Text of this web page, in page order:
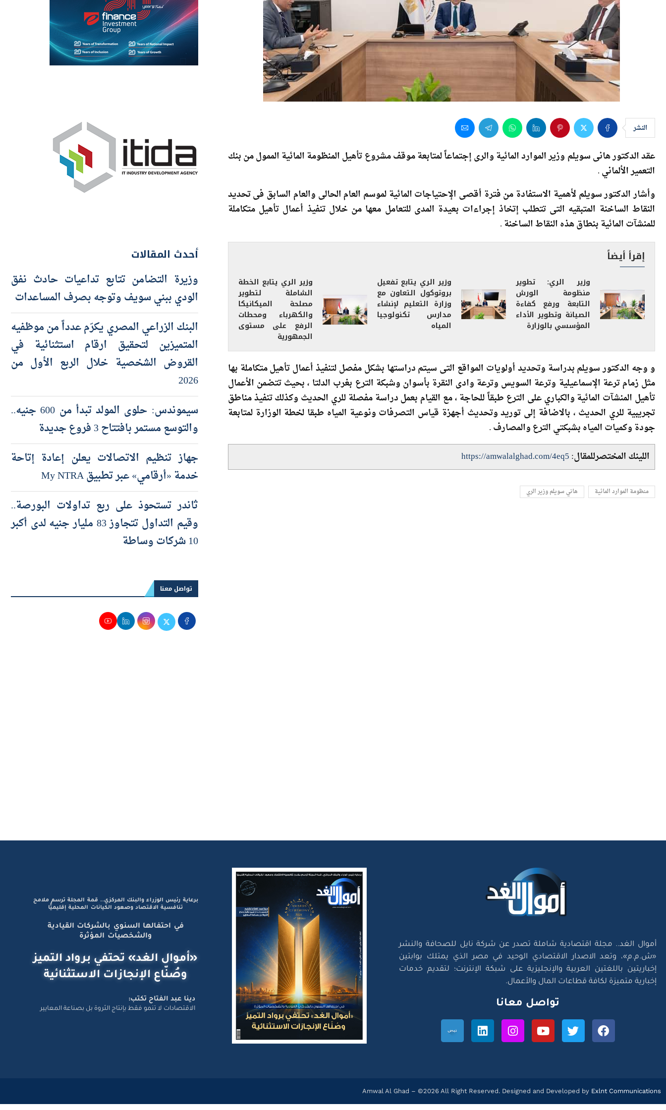
عقد الدكتور هانى سويلم وزير الموارد المائية والرى إجتماعاً لمتابعة موقف مشروع تأهيل المنظومة المائية الممول من بنك
التعمير الألماني .
وأشار الدكتور سويلم لأهمية الاستفادة من فترة أقصى الإحتياجات المائية لموسم العام الحالى والعام السابق فى تحديد
النقاط الساخنة المتبقيه التى تتطلب إتخاذ إجراءات بعيدة المدى للتعامل معها من خلال تنفيذ أعمال تأهيل متكاملة
للمنشآت المائية بنطاق هذه النقاط الساخنة .
إقرأ أيضاً
وزير الري: تطوير
منظومة الورش
التابعة ورفع كفاءة
الصيانة وتطوير الأداء
وزير الري يتابع تفعيل
بروتوكول التعاون مع
وزارة التعليم لإنشاء
مدارس تكنولوجيا
وزير الري يتابع الخطة
الشاملة لتطوير
مصلحة الميكانيكا
والكهرباء ومحطات
الرفع على مستوى
الجمهورية
و وجه الدكتور سويلم بدراسة وتحديد أولويات المواقع التى سيتم دراستها بشكل مفصل لتنفيذ أعمال تأهيل متكاملة بها
مثل زمام ترعة الإسماعيلية وترعة السويس وترعة وادى النقرة بأسوان وشبكة الترع بغرب الدلتا ، بحيث تتضمن الأعمال
تأهيل المنشآت المائية والكباري على الترع طبقاً للحاجة ، مع القيام بعمل دراسة مفصلة للري الحديث وكذلك تنفيذ مناطق
تجريبية للري الحديث ، بالاضافة إلى توريد وتحديث أجهزة قياس التصرفات ونوعية المياه طبقا لخطة الوزارة لمتابعة
جودة وكميات المياه بشبكتي الترع والمصارف .
اللينك المختصرللمقال:https://amwalalghad.com/4eq5
أحدث المقالات
وزيرة التضامن تتابع تداعيات حادث نفق
الودي ببني سويف وتوجه بصرف المساعدات
البنك الزراعي المصري يكرّم عدداً من موظفيه
المتميزين لتحقيق ارقام استثنائية في
القروض الشخصية خلال الربع الأول من
2026
سيموندس: حلوى المولد تبدأ من 600 جنيه..
والتوسع مستمر بافتتاح 3 فروع جديدة
جهاز تنظيم الاتصالات يعلن إعادة إتاحة
خدمة «أرقامي» عبر تطبيق My NTRA
ثاندر تستحوذ على ربع تداولات البورصة..
أموال الغد.. مجلة اقتصادية شاملة تصدر عن شركة نايل للصحافة والنشر
«ش.م.م»، وتعد الاصدار الاقتصادي الوحيد في مصر الذي يمتلك بوابتين
إخباريتين باللغتين العربية والإنجليزية على شبكة الإنترنت؛ لتقديم خدمات
إخبارية متميزة لكافة قطاعات المال والأعمال.
تواصل معانا
تنافسية الاقتصاد وصعود الكيانات المحلية إقليميًّا
والشخصيات المؤثرة
«أموال الغد» تحتفي برواد التميز
وصُنّاع الإنجازات الاستثنائية